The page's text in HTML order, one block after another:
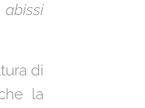
di
la